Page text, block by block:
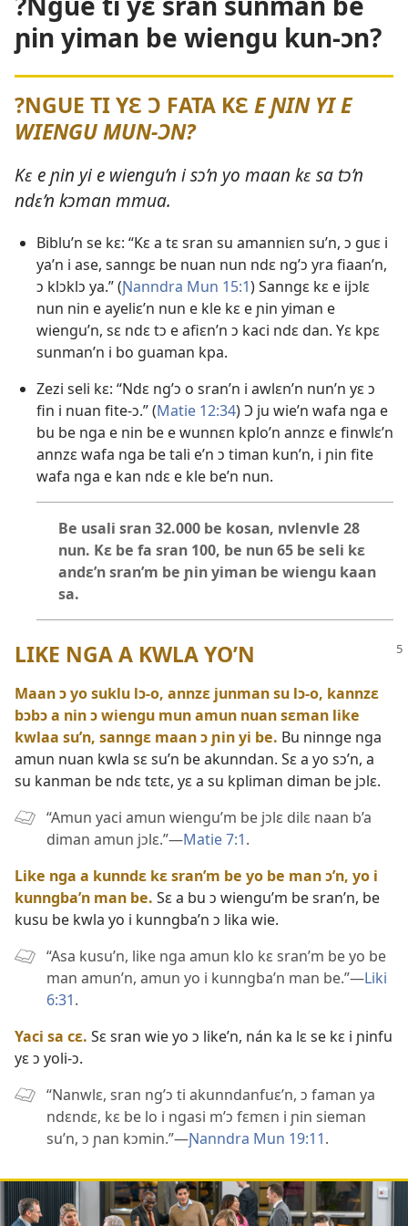
ɲin yiman be wiengu kun-ɔn?
?NGUE TI YƐ Ɔ FATA KƐ E ƝIN YI E
WIENGU MUN-ƆN?
Kɛ e ɲin yi e wiengu’n i sɔ’n yo maan kɛ sa tɔ’n
ndɛ’n kɔman mmua.
Biblu’n se kɛ: “Kɛ a tɛ sran su amanniɛn su’n, ɔ guɛ i
ya’n i ase, sanngɛ be nuan nun ndɛ ng’ɔ yra fiaan’n,
ɔ klɔklɔ ya.” (Ɲanndra Mun 15:1) Sanngɛ kɛ e ijɔlɛ
nun nin e ayeliɛ’n nun e kle kɛ e ɲin yiman e
wiengu’n, sɛ ndɛ tɔ e afiɛn’n ɔ kaci ndɛ dan. Yɛ kpɛ
sunman’n i bo guaman kpa.
Zezi seli kɛ: “Ndɛ ng’ɔ o sran’n i awlɛn’n nun’n yɛ ɔ
fin i nuan fite-ɔ.” (Matie 12:34) Ɔ ju wie’n wafa nga e
bu be nga e nin be e wunnɛn kplo’n annzɛ e finwlɛ’n
annzɛ wafa nga be tali e’n ɔ timan kun’n, i ɲin fite
wafa nga e kan ndɛ e kle be’n nun.
Be usali sran 32.000 be kosan, nvlenvle 28
nun. Kɛ be fa sran 100, be nun 65 be seli kɛ
andɛ’n sran’m be ɲin yiman be wiengu kaan
sa.
LIKE NGA A KWLA YO’N
Maan ɔ yo suklu lɔ-o, annzɛ junman su lɔ-o, kannzɛ
bɔbɔ a nin ɔ wiengu mun amun nuan sɛman like
kwlaa su’n, sanngɛ maan ɔ ɲin yi be. Bu ninnge nga
amun nuan kwla sɛ su’n be akunndan. Sɛ a yo sɔ’n, a
su kanman be ndɛ tɛtɛ, yɛ a su kpliman diman be jɔlɛ.
“Amun yaci amun wiengu’m be jɔlɛ dilɛ naan b’a
diman amun jɔlɛ.”—Matie 7:1.
Like nga a kunndɛ kɛ sran’m be yo be man ɔ’n, yo i
kunngba’n man be. Sɛ a bu ɔ wiengu’m be sran’n, be
kusu be kwla yo i kunngba’n ɔ lika wie.
“Asa kusu’n, like nga amun klo kɛ sran’m be yo be
man amun’n, amun yo i kunngba’n man be.”—Liki
6:31.
Yaci sa cɛ. Sɛ sran wie yo ɔ like’n, nán ka lɛ se kɛ i ɲinfu
yɛ ɔ yoli-ɔ.
“Nanwlɛ, sran ng’ɔ ti akunndanfuɛ’n, ɔ faman ya
ndɛndɛ, kɛ be lo i ngasi m’ɔ fɛmɛn i ɲin sieman
su’n, ɔ ɲan kɔmin.”—Ɲanndra Mun 19:11.